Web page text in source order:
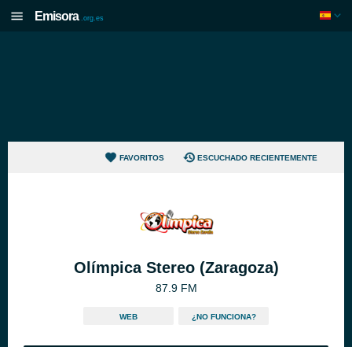
Emisora .org.es
FAVORITOS ESCUCHADO RECIENTEMENTE
Olímpica Stereo (Zaragoza)
87.9 FM
WEB ¿NO FUNCIONA?